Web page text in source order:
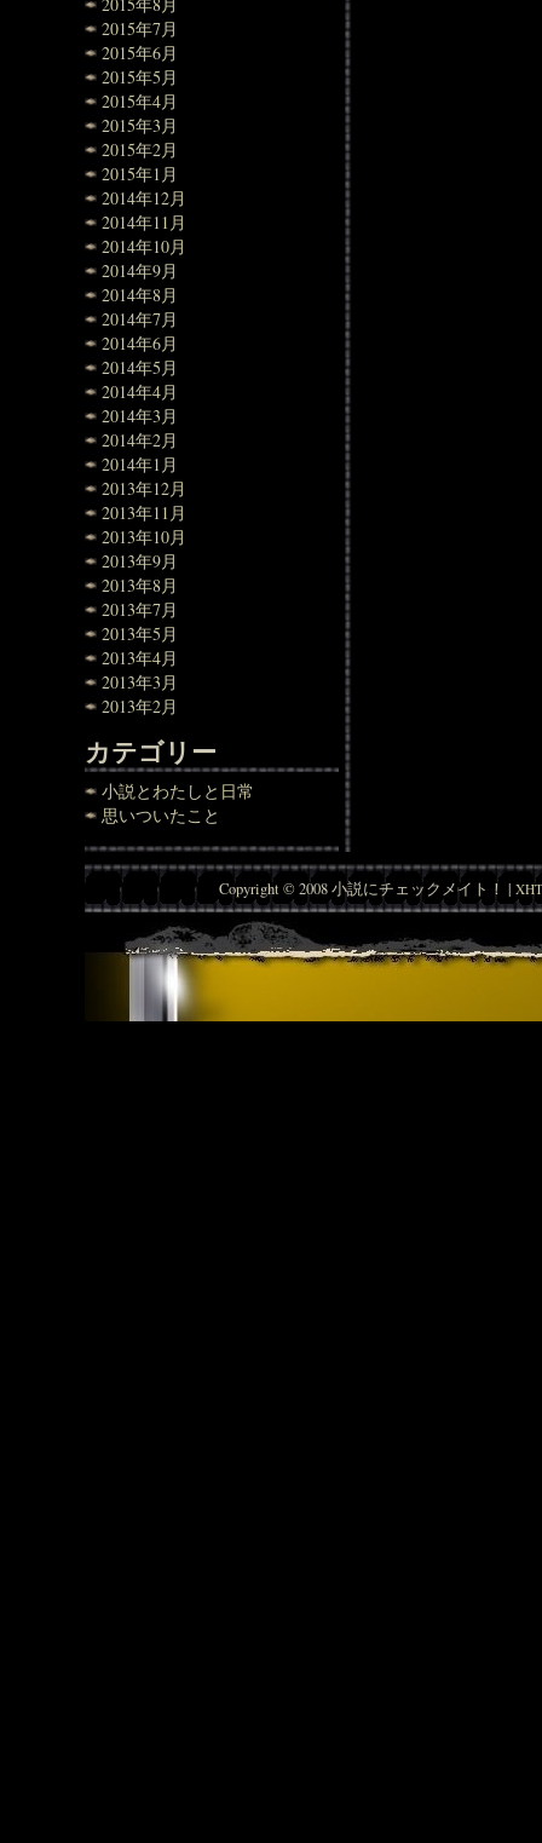
2015年7月
2015年6月
2015年5月
2015年4月
2015年3月
2015年2月
2015年1月
2014年12月
2014年11月
2014年10月
2014年9月
2014年8月
2014年7月
2014年6月
2014年5月
2014年4月
2014年3月
2014年2月
2014年1月
2013年12月
2013年11月
2013年10月
2013年9月
2013年8月
2013年7月
2013年5月
2013年4月
2013年3月
2013年2月
カテゴリー
小説とわたしと日常
思いついたこと
Copyright © 2008 小説にチェックメイト！ |